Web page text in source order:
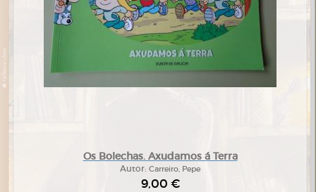
Os Bolechas. Axudamos á Terra
Autor: Carreiro, Pepe
9,00 €